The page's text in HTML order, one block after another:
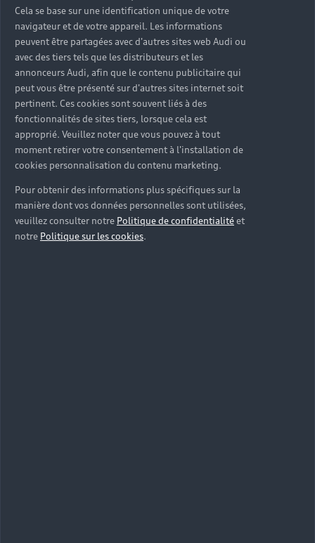
Cela se base sur une identification unique de votre
navigateur et de votre appareil. Les informations
peuvent être partagées avec d'autres sites web Audi ou
avec des tiers tels que les distributeurs et les
annonceurs Audi, afin que le contenu publicitaire qui
peut vous être présenté sur d'autres sites internet soit
pertinent. Ces cookies sont souvent liés à des
fonctionnalités de sites tiers, lorsque cela est
approprié. Veuillez noter que vous pouvez à tout
moment retirer votre consentement à l'installation de
cookies personnalisation du contenu marketing.
Pour obtenir des informations plus spécifiques sur la
manière dont vos données personnelles sont utilisées,
veuillez consulter notre Politique de confidentialitéet
notre Politique sur les cookies.